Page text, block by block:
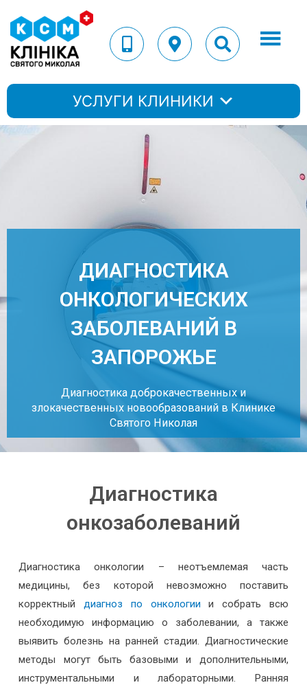
УСЛУГИ КЛИНИКИ
ДИАГНОСТИКА
ОНКОЛОГИЧЕСКИХ
ЗАБОЛЕВАНИЙ В
ЗАПОРОЖЬЕ
Диагностика доброкачественных и
злокачественных новообразований в Клинике
Святого Николая
Диагностика
онкозаболеваний
Диагностика онкологии – неотъемлемая часть
медицины, без которой невозможно поставить
корректный диагноз по онкологии и собрать всю
необходимую информацию о заболевании, а также
выявить болезнь на ранней стадии. Диагностические
методы могут быть базовыми и дополнительными,
инструментальными и лабораторными. Ранняя